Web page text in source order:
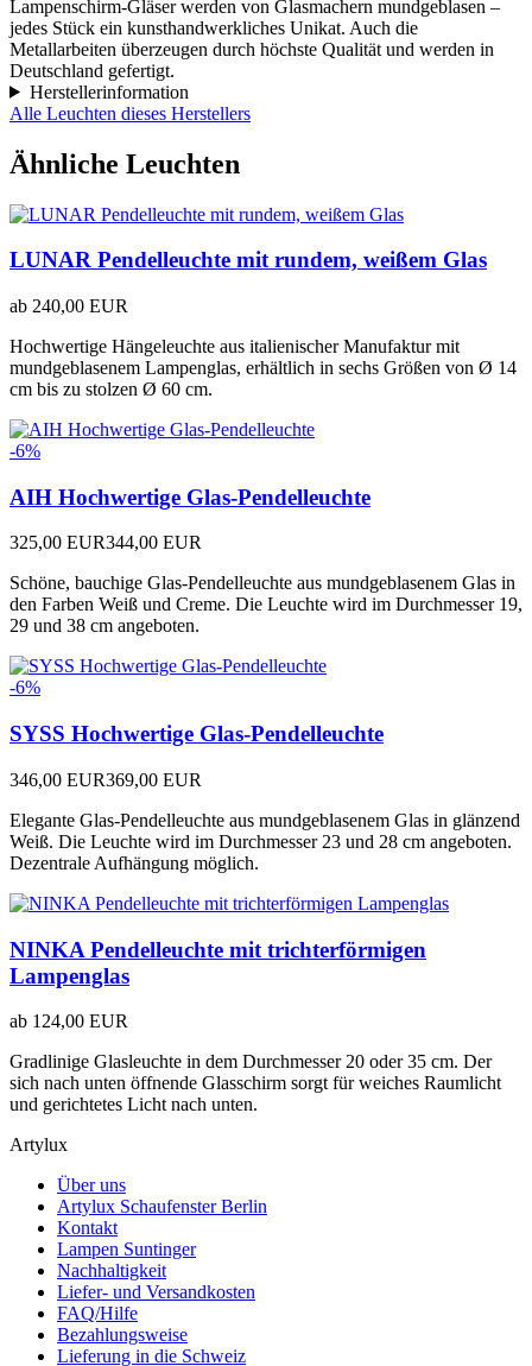
Lampenschirm-Gläser werden von Glasmachern mundgeblasen –
jedes Stück ein kunsthandwerkliches Unikat. Auch die
Metallarbeiten überzeugen durch höchste Qualität und werden in
Deutschland gefertigt.
Herstellerinformation
Alle Leuchten dieses Herstellers
Ähnliche Leuchten
LUNAR Pendelleuchte mit rundem, weißem Glas
ab 240,00 EUR
Hochwertige Hängeleuchte aus italienischer Manufaktur mit
mundgeblasenem Lampenglas, erhältlich in sechs Größen von Ø 14
cm bis zu stolzen Ø 60 cm.
-6%
AIH Hochwertige Glas-Pendelleuchte
325,00 EUR344,00 EUR
Schöne, bauchige Glas-Pendelleuchte aus mundgeblasenem Glas in
den Farben Weiß und Creme. Die Leuchte wird im Durchmesser 19,
29 und 38 cm angeboten.
-6%
SYSS Hochwertige Glas-Pendelleuchte
346,00 EUR369,00 EUR
Elegante Glas-Pendelleuchte aus mundgeblasenem Glas in glänzend
Weiß. Die Leuchte wird im Durchmesser 23 und 28 cm angeboten.
Dezentrale Aufhängung möglich.
NINKA Pendelleuchte mit trichterförmigen
Lampenglas
ab 124,00 EUR
Gradlinige Glasleuchte in dem Durchmesser 20 oder 35 cm. Der
sich nach unten öffnende Glasschirm sorgt für weiches Raumlicht
und gerichtetes Licht nach unten.
Artylux
Über uns
Artylux Schaufenster Berlin
Kontakt
Lampen Suntinger
Nachhaltigkeit
Liefer- und Versandkosten
FAQ/Hilfe
Bezahlungsweise
Lieferung in die Schweiz